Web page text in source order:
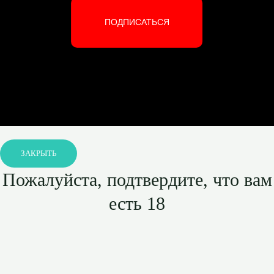
ПОДПИСАТЬСЯ
ЗАКРЫТЬ
Пожалуйста, подтвердите, что вам
есть 18